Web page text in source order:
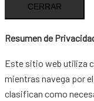
CERRAR
Resumen de
Este sitio web utiliza
mientras navega por
clasifican como